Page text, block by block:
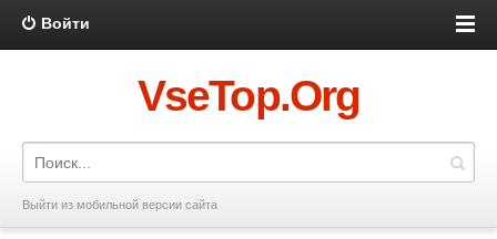
Войти
VseTop.Org
Выйти из мобильной версии сайта